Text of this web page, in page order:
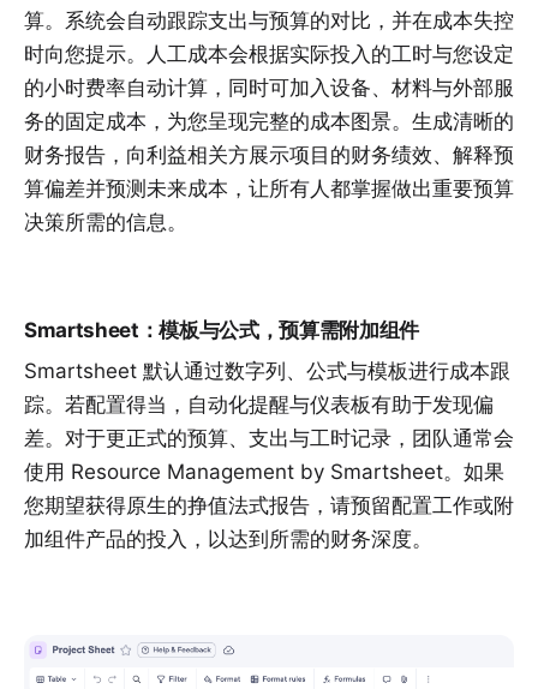
算。系统会自动跟踪支出与预算的对比，并在成本失控
时向您提示。人工成本会根据实际投入的工时与您设定
的小时费率自动计算，同时可加入设备、材料与外部服
务的固定成本，为您呈现完整的成本图景。生成清晰的
财务报告，向利益相关方展示项目的财务绩效、解释预
算偏差并预测未来成本，让所有人都掌握做出重要预算
决策所需的信息。
Smartsheet：模板与公式，预算需附加组件
Smartsheet 默认通过数字列、公式与模板进行成本跟
踪。若配置得当，自动化提醒与仪表板有助于发现偏
差。对于更正式的预算、支出与工时记录，团队通常会
使用 Resource Management by Smartsheet。如果
您期望获得原生的挣值法式报告，请预留配置工作或附
加组件产品的投入，以达到所需的财务深度。